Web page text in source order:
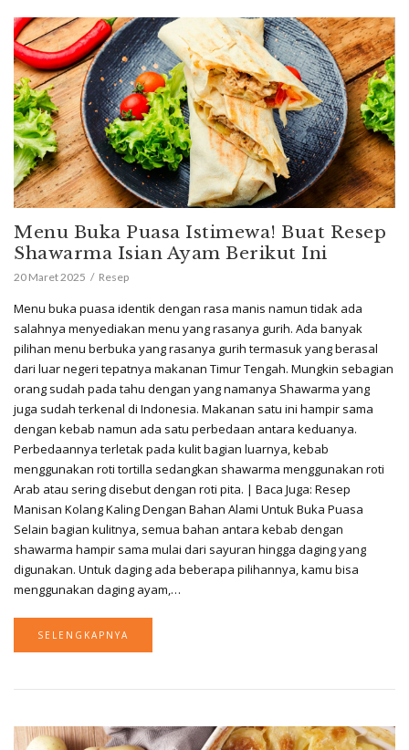
Menu Buka Puasa Istimewa! Buat Resep
Shawarma Isian Ayam Berikut Ini
20 Maret 2025 Resep
Menu buka puasa identik dengan rasa manis namun tidak ada
salahnya menyediakan menu yang rasanya gurih. Ada banyak
pilihan menu berbuka yang rasanya gurih termasuk yang berasal
dari luar negeri tepatnya makanan Timur Tengah. Mungkin sebagian
orang sudah pada tahu dengan yang namanya Shawarma yang
juga sudah terkenal di Indonesia. Makanan satu ini hampir sama
dengan kebab namun ada satu perbedaan antara keduanya.
Perbedaannya terletak pada kulit bagian luarnya, kebab
menggunakan roti tortilla sedangkan shawarma menggunakan roti
Arab atau sering disebut dengan roti pita. | Baca Juga: Resep
Manisan Kolang Kaling Dengan Bahan Alami Untuk Buka Puasa
Selain bagian kulitnya, semua bahan antara kebab dengan
shawarma hampir sama mulai dari sayuran hingga daging yang
digunakan. Untuk daging ada beberapa pilihannya, kamu bisa
menggunakan daging ayam,…
SELENGKAPNYA